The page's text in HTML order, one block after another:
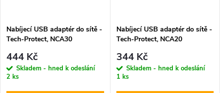
Nabíjecí USB adaptér do sítě -
Tech-Protect, NCA30
444 Kč
Skladem - hned k odeslání
2 ks
Nabíjecí USB adaptér do sítě -
Tech-Protect, NCA20
344 Kč
Skladem - hned k odeslání
1 ks